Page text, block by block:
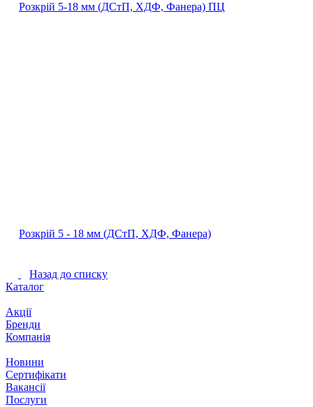
Розкрій 5‐18 мм (ДСтП, ХДФ, Фанера) ПЦ
Розкрій 5 ‐ 18 мм (ДСтП, ХДФ, Фанера)
Назад до списку
Каталог
Акції
Бренди
Компанія
Новини
Сертифікати
Вакансії
Послуги